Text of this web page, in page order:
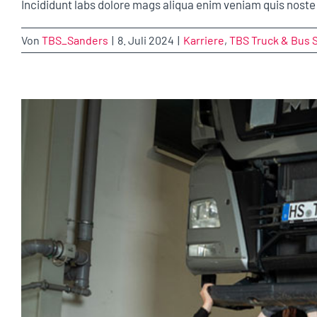
Incididunt labs dolore mags aliqua enim veniam quis
Von TBS_Sanders | 8. Juli 2024 | Karriere, TBS Truck & Bus